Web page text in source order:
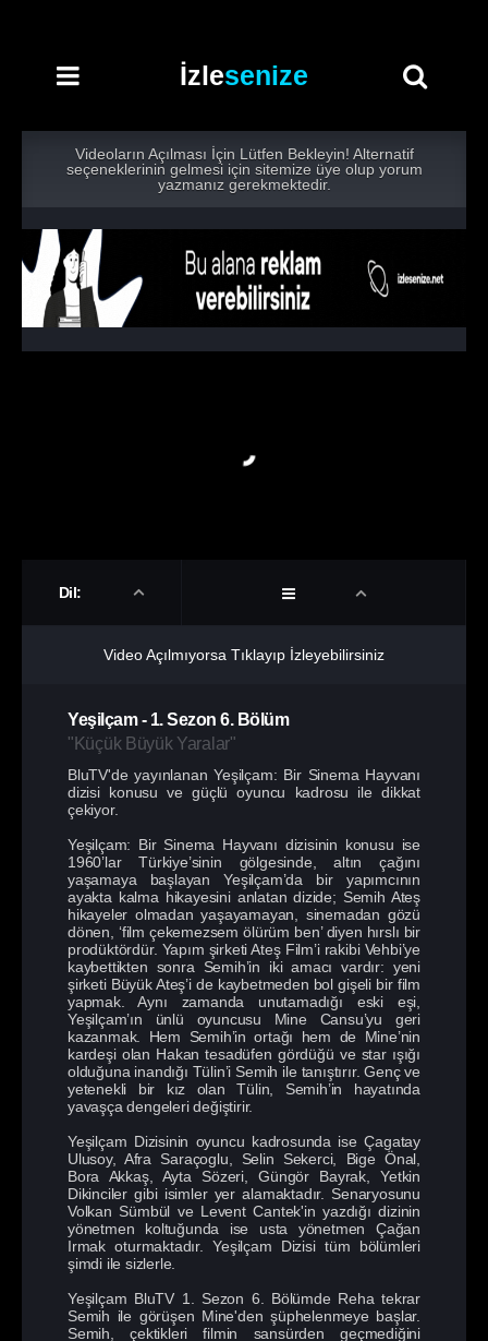
İzlesenize
Videoların Açılması İçin Lütfen Bekleyin! Alternatif
seçeneklerinin gelmesi için sitemize üye olup yorum
yazmanız gerekmektedir.
Dil:
Video Açılmıyorsa Tıklayıp İzleyebilirsiniz
Yeşilçam- 1. Sezon 6. Bölüm
"Küçük Büyük Yaralar"
BluTV'de yayınlanan Yeşilçam: Bir Sinema Hayvanı
dizisi konusu ve güçlü oyuncu kadrosu ile dikkat
çekiyor.
Yeşilçam: Bir Sinema Hayvanı dizisinin konusu ise
1960’lar Türkiye’sinin gölgesinde, altın çağını
yaşamaya başlayan Yeşilçam’da bir yapımcının
ayakta kalma hikayesini anlatan dizide; Semih Ateş
hikayeler olmadan yaşayamayan, sinemadan gözü
dönen, ‘film çekemezsem ölürüm ben’ diyen hırslı bir
prodüktördür. Yapım şirketi Ateş Film’i rakibi Vehbi’ye
kaybettikten sonra Semih’in iki amacı vardır: yeni
şirketi Büyük Ateş’i de kaybetmeden bol gişeli bir film
yapmak. Aynı zamanda unutamadığı eski eşi,
Yeşilçam’ın ünlü oyuncusu Mine Cansu’yu geri
kazanmak. Hem Semih’in ortağı hem de Mine’nin
kardeşi olan Hakan tesadüfen gördüğü ve star ışığı
olduğuna inandığı Tülin’i Semih ile tanıştırır. Genç ve
yetenekli bir kız olan Tülin, Semih’in hayatında
yavaşça dengeleri değiştirir.
Yeşilçam Dizisinin oyuncu kadrosunda ise Çagatay
Ulusoy, Afra Saraçoglu, Selin Sekerci, Bige Önal,
Bora Akkaş, Ayta Sözeri, Güngör Bayrak, Yetkin
Dikinciler gibi isimler yer alamaktadır. Senaryosunu
Volkan Sümbül ve Levent Cantek'in yazdığı dizinin
yönetmen koltuğunda ise usta yönetmen Çağan
Irmak oturmaktadır. Yeşilçam Dizisi tüm bölümleri
şimdi ile sizlerle.
Yeşilçam BluTV 1. Sezon 6. Bölümde Reha tekrar
Semih ile görüşen Mine'den şüphelenmeye başlar.
Semih, çektikleri filmin sansürden geçmediğini